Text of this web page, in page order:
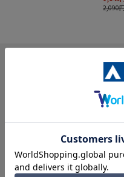
INFORMATION